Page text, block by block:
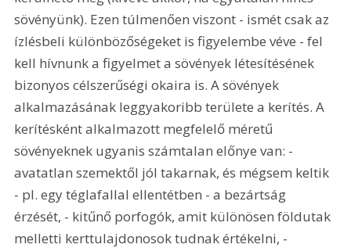
sövényünk). Ezen túlmenően viszont - ismét csak az
ízlésbeli különbözőségeket is figyelembe véve - fel
kell hívnunk a figyelmet a sövények létesítésének
bizonyos célszerűségi okaira is. A sövények
alkalmazásának leggyakoribb területe a kerítés. A
kerítésként alkalmazott megfelelő méretű
sövényeknek ugyanis számtalan előnye van: -
avatatlan szemektől jól takarnak, és mégsem keltik
- pl. egy téglafallal ellentétben - a bezártság
érzését, - kitűnő porfogók, amit különösen földutak
melletti kerttulajdonosok tudnak értékelni, -